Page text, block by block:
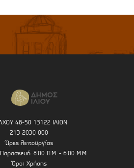
48-50 13122 ΙΛΙΟΝ
213 2030 000
Ώρες λειτουργίας
8.00 Π.Μ. - 6.00 Μ.Μ.
Όροι Χρήσης